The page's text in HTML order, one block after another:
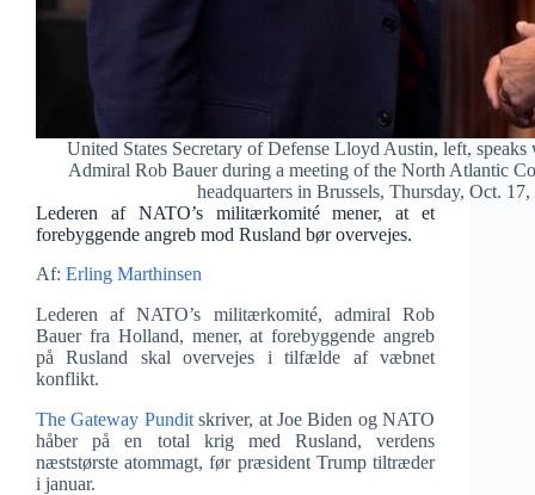
United States Secretary of Defense Lloyd Austin, left,
Admiral Rob Bauer during a meeting of the North Atlantic
headquarters in Brussels, Thursday, Oct.
Lederen af NATO’s militærkomité mener, at et
forebyggende angreb mod Rusland bør overvejes.
Af: Erling Marthinsen
Lederen af NATO’s militærkomité, admiral Rob
Bauer fra Holland, mener, at forebyggende angreb
på Rusland skal overvejes i tilfælde af væbnet
konflikt.
The Gateway Punditskriver, at Joe Biden og NATO
håber på en total krig med Rusland, verdens
næststørste atommagt, før præsident Trump tiltræder
i januar.